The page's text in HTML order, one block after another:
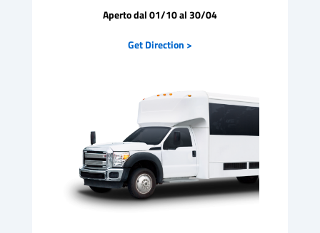
Aperto dal 01/10 al 30/04
Get Direction >